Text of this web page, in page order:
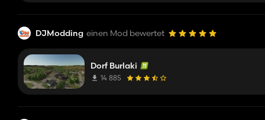
DJModding einen Mod bewertet
Dorf Burlaki
14 885